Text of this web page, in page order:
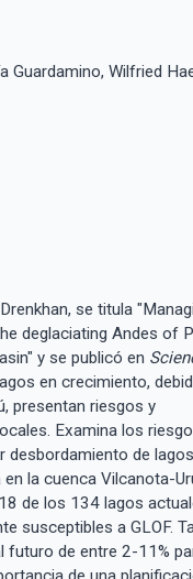
Guardamino, Wilfried
se titula
deglaciating Andes of
y se publicó en
en crecimiento,
presentan riesgos y
Examina los
desbordamiento de lagos
la cuenca Vilcanota-
de los 134 lagos
susceptibles a GLOF.
futuro de entre 2-11%